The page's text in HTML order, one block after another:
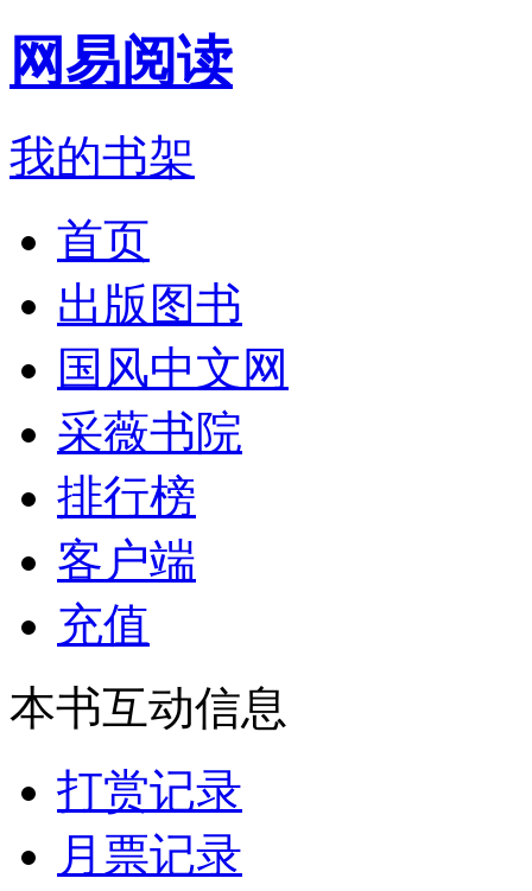
网易阅读
我的书架
首页
出版图书
国风中文网
采薇书院
排行榜
客户端
充值
本书互动信息
打赏记录
月票记录